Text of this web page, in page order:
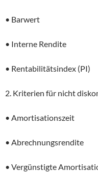
• Barwert
• Interne Rendite
• Rentabilitätsindex (PI)
2. Kriterien für nicht
• Amortisationszeit
• Abrechnungsrendite
• Vergünstigte